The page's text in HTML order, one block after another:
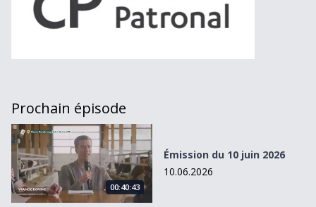
Prochain épisode
Émission du 10 juin 2026
00:40:43
Émission du 10 juin 2026
10.06.2026